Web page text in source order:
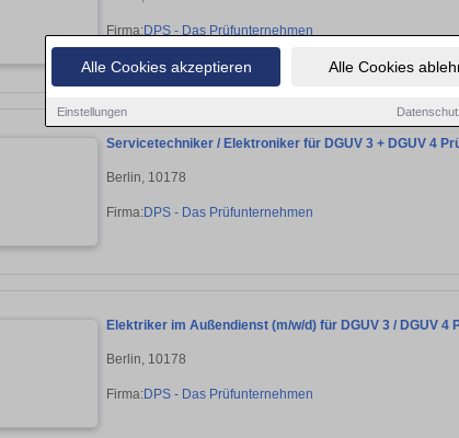
Alle Cookies akzeptieren Alle Cookies
Einstellungen
Firma:DPS - Das Prüfunternehmen
Servicetechniker / Elektroniker für DGUV 3 + DGUV 4
Berlin, 10178
Firma:DPS - Das Prüfunternehmen
Elektriker im Außendienst (m/w/d) für DGUV 3 / DGUV 4
Berlin, 10178
Firma:DPS - Das Prüfunternehmen